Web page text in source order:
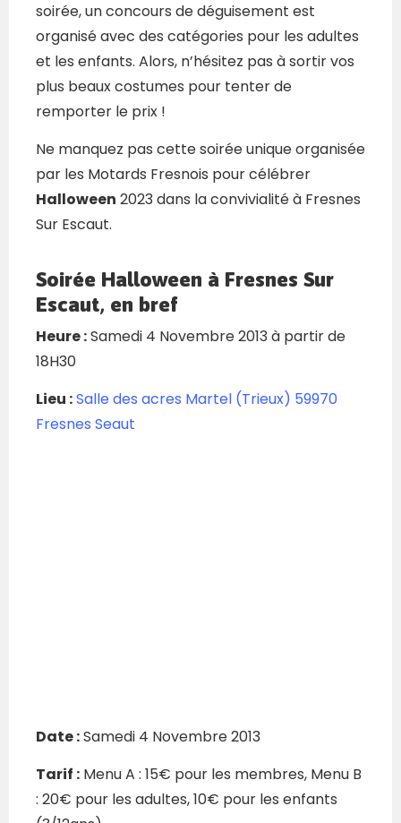
soirée, un concours de déguisement est
organisé avec des catégories pour les adultes
et les enfants. Alors, n’hésitez pas à sortir vos
plus beaux costumes pour tenter de
remporter le prix !
Ne manquez pas cette soirée unique organisée
par les Motards Fresnois pour célébrer
Halloween 2023 dans la convivialité à Fresnes
Sur Escaut.
Soirée Halloween à Fresnes Sur
Escaut, en bref
Heure :Samedi 4 Novembre 2013 à partir de
18H30
Lieu :Salle des acres Martel (Trieux) 59970
Fresnes Seaut
Date :Samedi 4 Novembre 2013
Tarif : Menu A : 15€ pour les membres, Menu B
: 20€ pour les adultes, 10€ pour les enfants